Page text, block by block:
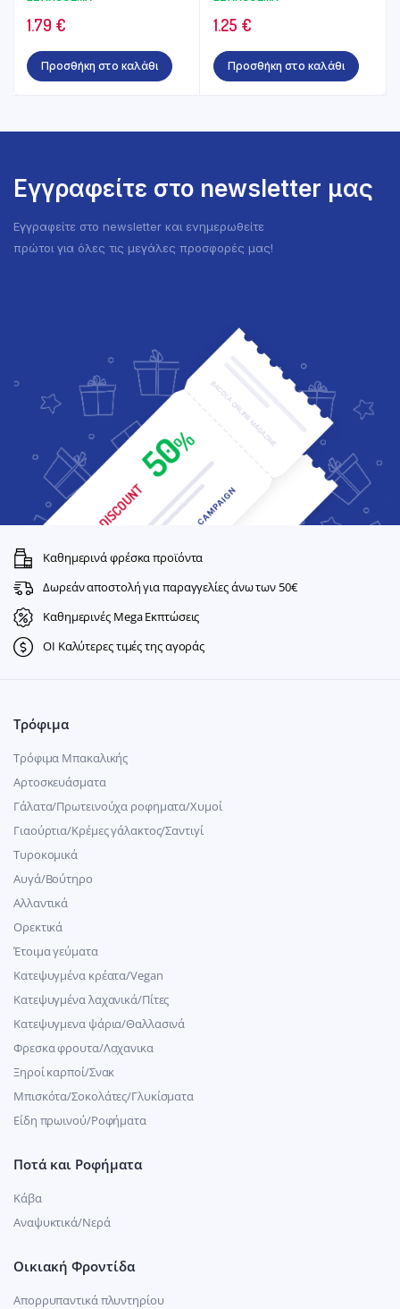
1.79 €
Προσθήκη στο καλάθι
1.25 €
Προσθήκη στο καλάθι
Εγγραφείτε στο newsletter μας
Εγγραφείτε στο newsletter και ενημερωθείτε
πρώτοι για όλες τις μεγάλες προσφορές μας!
Καθημερινά φρέσκα προϊόντα
Δωρεάν αποστολή για παραγγελίες άνω των 50€
Καθημερινές Mega Εκπτώσεις
ΟΙ Καλύτερες τιμές της αγοράς
Τρόφιμα
Τρόφιμα Μπακαλικής
Αρτοσκευάσματα
Γάλατα/Πρωτεινούχα ροφηματα/Χυμοί
Γιαούρτια/Κρέμες γάλακτος/Σαντιγί
Τυροκομικά
Αυγά/Βούτηρο
Αλλαντικά
Ορεκτικά
Έτοιμα γεύματα
Κατεψυγμένα κρέατα/Vegan
Kατεψυγμένα λαχανικά/Πίτες
Κατεψυγμενα ψάρια/Θαλλασινά
Φρεσκα φρουτα/Λαχανικα
Ξηροί καρποί/Σνακ
Μπισκότα/Σοκολάτες/Γλυκίσματα
Είδη πρωινού/Ροφήματα
Ποτά και Ροφήματα
Κάβα
Αναψυκτικά/Νερά
Οικιακή Φροντίδα
Απορρυπαντικά πλυντηρίου